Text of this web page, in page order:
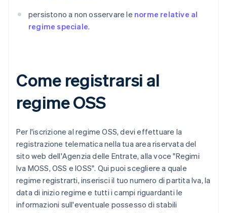
persistono a non osservare le norme relative al
regime speciale.
Come registrarsi al
regime OSS
Per l'iscrizione al regime OSS, devi effettuare la
registrazione telematica nella tua area riservata del
sito web dell'Agenzia delle Entrate, alla voce "Regimi
Iva MOSS, OSS e IOSS". Qui puoi scegliere a quale
regime registrarti, inserisci il tuo numero di partita Iva, la
data di inizio regime e tutti i campi riguardanti le
informazioni sull'eventuale possesso di stabili